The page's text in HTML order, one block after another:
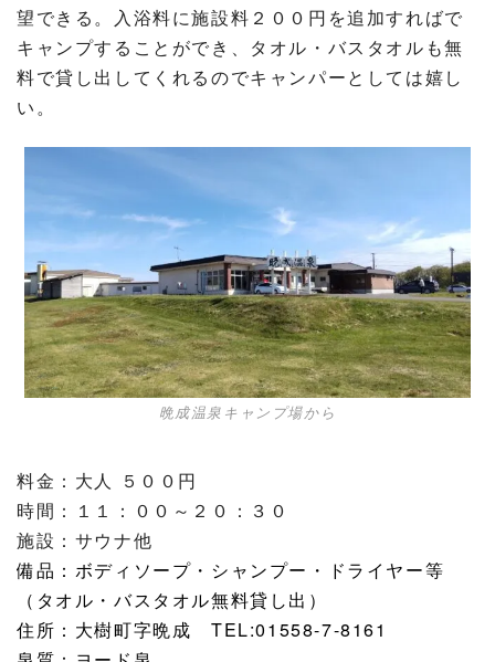
望できる。入浴料に施設料２００円を追加すればで
キャンプすることができ、タオル・バスタオルも無
料で貸し出してくれるのでキャンパーとしては嬉し
い。
晩成温泉キャンプ場から
料金：大人 ５００円
時間：１１：００～２０：３０
施設：サウナ他
備品：ボディソープ・シャンプー・ドライヤー等
（タオル・バスタオル無料貸し出）
住所：大樹町字晩成 TEL:01558-7-8161